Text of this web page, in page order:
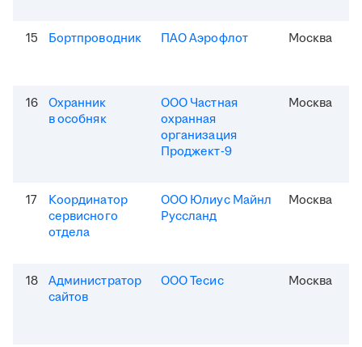
15 Бортпроводник ПАО Аэрофлот Москва
16
Охранник
в особняк
ООО Частная
охранная
организация
Проджект-9
Москва
17
Координатор
сервисного
отдела
ООО Юлиус Майнл
Руссланд
Москва
18
Администратор
сайтов
ООО Тесис Москва